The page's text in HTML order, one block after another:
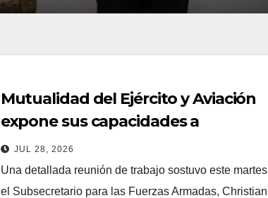
Mutualidad del Ejército y Aviación
expone sus capacidades a
Subsecretario para las FF.AA.
JUL 28, 2026
Una detallada reunión de trabajo sostuvo este martes
el Subsecretario para las Fuerzas Armadas, Christian